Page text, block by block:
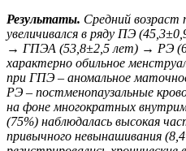
Результаты. Средний возраст
увеличивался в ряду ПЭ
→ ГПЭА (53,8±2,5 лет) → РЭ
характерно обильное
при ГПЭ – аномальное
РЭ – постменопаузальные
на фоне многократных
(75%) наблюдалась высокая
привычного невынашивания